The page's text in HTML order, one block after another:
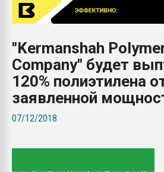
"Kermanshah
Company" будет
120% полиэтилена
заявленной
07/12/2018